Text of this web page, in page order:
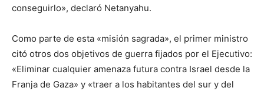
conseguirlo», declaró Netanyahu.
Como parte de esta «misión sagrada», el primer ministro
citó otros dos objetivos de guerra fijados por el Ejecutivo:
«Eliminar cualquier amenaza futura contra Israel desde la
Franja de Gaza» y «traer a los habitantes del sur y del